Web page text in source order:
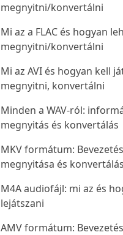
megnyitni/konvertálni
Mi az a FLAC és hogyan
megnyitni/konvertálni
Mi az AVI és hogyan kell
megnyitni, konvertálni
Minden a WAV-ról:
megnyitás és konvertálás
MKV formátum:
megnyitása és
M4A audiofájl: mi az és
lejátszani
AMV formátum: